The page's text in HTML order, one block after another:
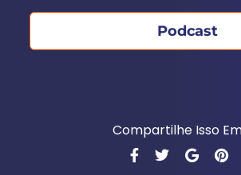
Podcast
Compartilhe Isso